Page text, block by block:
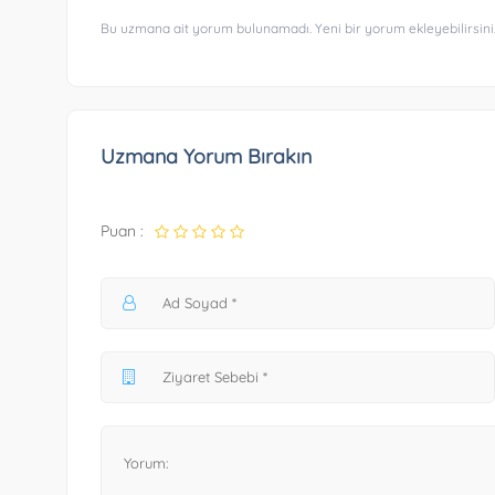
Bu uzmana ait yorum bulunamadı. Yeni bir yorum
Uzmana Yorum Bırakın
Puan :